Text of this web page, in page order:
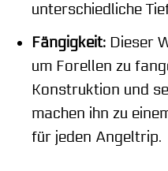
unterschiedliche
Fängigkeit:Dieser
um Forellen zu
Konstruktion und
machen ihn zu
für jeden Angeltrip.